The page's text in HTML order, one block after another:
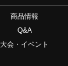
商品情報
Q&A
大会・イベント